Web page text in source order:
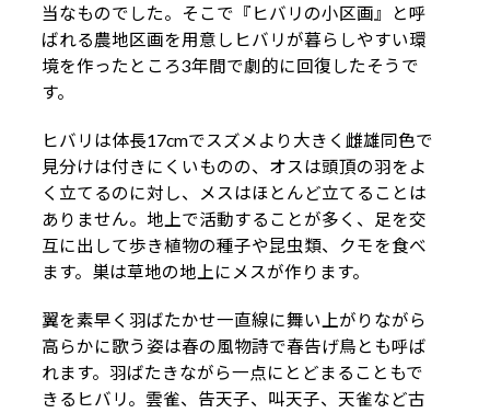
当なものでした。そこで『ヒバリの小区画』と呼
ばれる農地区画を用意しヒバリが暮らしやすい環
境を作ったところ3年間で劇的に回復したそうで
す。
ヒバリは体長17cmでスズメより大きく雌雄同色で
見分けは付きにくいものの、オスは頭頂の羽をよ
く立てるのに対し、メスはほとんど立てることは
ありません。地上で活動することが多く、足を交
互に出して歩き植物の種子や昆虫類、クモを食べ
ます。巣は草地の地上にメスが作ります。
翼を素早く羽ばたかせ一直線に舞い上がりながら
高らかに歌う姿は春の風物詩で春告げ鳥とも呼ば
れます。羽ばたきながら一点にとどまることもで
きるヒバリ。雲雀、告天子、叫天子、天雀など古